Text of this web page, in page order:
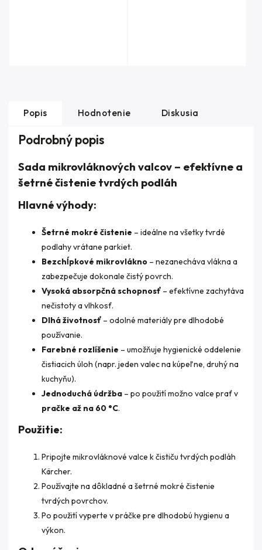
Popis Hodnotenie Diskusia
Podrobný popis
Sada mikrovláknových valcov – efektívne a
šetrné čistenie tvrdých podláh
Hlavné výhody:
Šetrné mokré čistenie – ideálne na všetky tvrdé
podlahy vrátane parkiet.
Bezchĺpkové mikrovlákno – nezanecháva vlákna a
zabezpečuje dokonale čistý povrch.
Vysoká absorpčná schopnosť – efektívne zachytáva
nečistoty a vlhkosť.
Dlhá životnosť – odolné materiály pre dlhodobé
používanie.
Farebné rozlíšenie – umožňuje hygienické oddelenie
čistiacich úloh (napr. jeden valec na kúpeľne, druhý na
kuchyňu).
Jednoduchá údržba – po použití možno valce prať v
pračke až na 60 °C.
Použitie:
Pripojte mikrovláknové valce k čističu tvrdých podláh
Kärcher.
Používajte na dôkladné a šetrné mokré čistenie
tvrdých povrchov.
Po použití vyperte v práčke pre dlhodobú hygienu a
výkon.